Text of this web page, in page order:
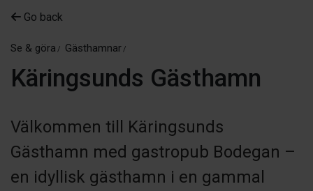
Go back
Se & göra Gästhamnar
Käringsunds Gästhamn
Välkommen till Käringsunds
Gästhamn med gastropub Bodegan –
en idyllisk gästhamn i en gammal